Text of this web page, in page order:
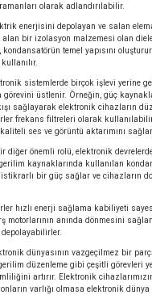
olarak adlandırılabilir.
enerjisini depolayan ve salan
alan bir izolasyon malzemesi olan
kondansatörün temel yapısını
sistemlerde birçok işlevi yerine
görevini üstlenir. Örneğin, güç
sağlayarak elektronik cihazların
frekans filtreleri olarak
ses ve görüntü aktarımını
diğer önemli rolü, elektronik
gerilim kaynaklarında kullanılan
bir güç sağlar ve cihazların
hızlı enerji sağlama kabiliyeti
motorlarının anında dönmesini
dünyasının vazgeçilmez bir
düzenleme gibi çeşitli görevleri
artırır. Elektronik
varlığı olmasa elektronik